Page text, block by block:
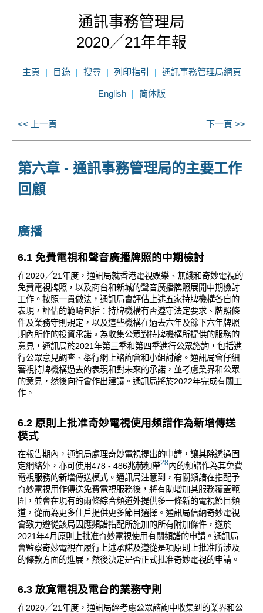
通訊事務管理局
2020╱21年年報
主頁 目錄 搜尋 列印指引 通訊事務管理局網頁
English 简体版
<< 上一頁 下一頁 >>
第六章 - 通訊事務管理局的主要工作
回顧
廣播
6.1 免費電視和聲音廣播牌照的中期檢討
在2020╱21年度，通訊局就香港電視娛樂、無綫和奇妙電視的
免費電視牌照，以及商台和新城的聲音廣播牌照展開中期檢討
工作。按照一貫做法，通訊局會評估上述五家持牌機構各自的
表現，評估的範疇包括：持牌機構有否遵守法定要求、牌照條
件及業務守則規定，以及這些機構在過去六年及餘下六年牌照
期內所作的投資承諾。為收集公眾對持牌機構所提供的服務的
意見，通訊局於2021年第三季和第四季進行公眾諮詢，包括進
行公眾意見調查、舉行網上諮詢會和小組討論。通訊局會仔細
審視持牌機構過去的表現和對未來的承諾，並考慮業界和公眾
的意見，然後向行會作出建議。通訊局將於2022年完成有關工
作。
6.2 原則上批准奇妙電視使用頻譜作為新增傳送
模式
在報告期內，通訊局處理奇妙電視提出的申請，讓其除透過固
定網絡外，亦可使用478 - 486兆赫頻帶28內的頻譜作為其免費
電視服務的新增傳送模式。通訊局注意到，有關頻譜在指配予
奇妙電視用作傳送免費電視服務後，將有助增加其服務覆蓋範
圍，並會在現有的兩條綜合頻道外提供多一條新的電視節目頻
道，從而為更多住戶提供更多節目選擇。通訊局信納奇妙電視
會致力遵從該局因應頻譜指配所施加的所有附加條件，遂於
2021年4月原則上批准奇妙電視使用有關頻譜的申請。通訊局
會監察奇妙電視在履行上述承諾及遵從是項原則上批准所涉及
的條款方面的進展，然後決定是否正式批准奇妙電視的申請。
6.3 放寛電視及電台的業務守則
在2020╱21年度，通訊局經考慮公眾諮詢中收集到的業界和公